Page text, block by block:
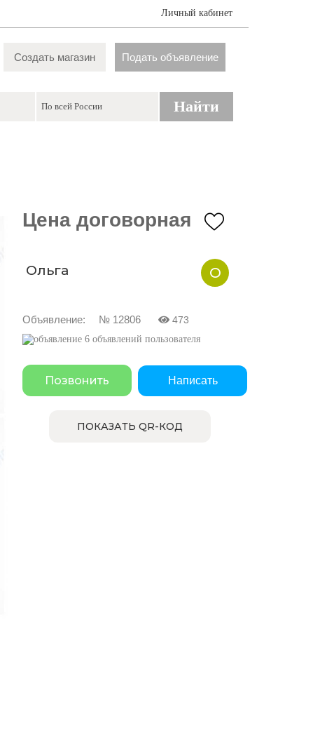
Личный кабинет
Создать магазин Подать объявление
Найти
Цена договорная
Ольга О
Объявление: № 12806 473
6 объявлений пользователя
Позвонить Написать
ПОКАЗАТЬ QR-КОД